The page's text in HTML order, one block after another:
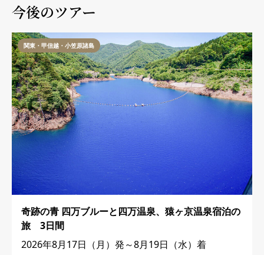
今後のツアー
関東・甲信越・小笠原諸島
奇跡の青 四万ブルーと四万温泉、猿ヶ京温泉宿泊の
旅 3日間
2026年8月17日（月）発～8月19日（水）着